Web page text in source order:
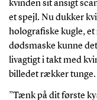
kvinden sit ansigt
et spejl. Nu dukker
holografiske kugle,
dødsmaske kunne
livagtigt i takt med
billedet rækker
”Tænk på dit første